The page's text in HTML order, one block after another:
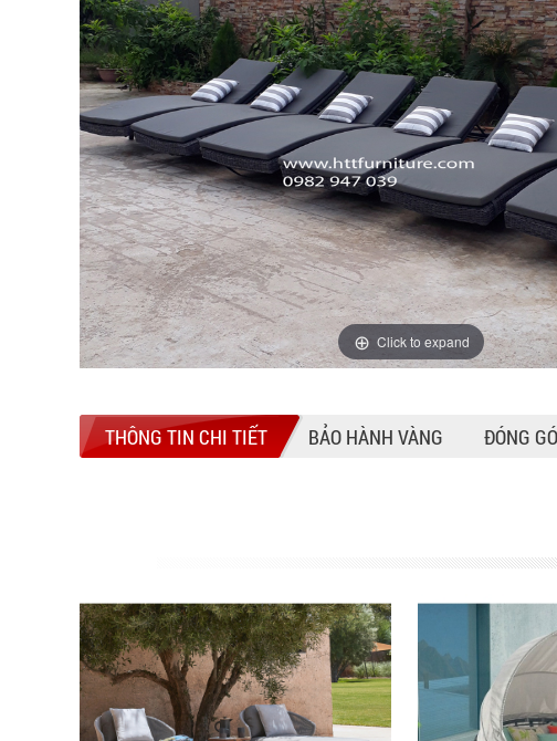
Click to expand
THÔNG TIN CHI TIẾT BẢO HÀNH VÀNG ĐÓNG